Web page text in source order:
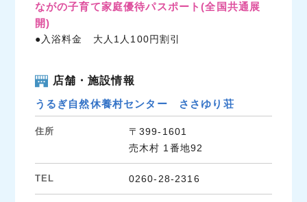
b
o
t
r
ながの子育て家庭優待パスポート(全国共通展
開)
●入浴料金 大人1人100円割引
店舗・施設情報
うるぎ自然休養村センター ささゆり荘
住所
〒399-1601
売木村 1番地92
TEL 0260-28-2316